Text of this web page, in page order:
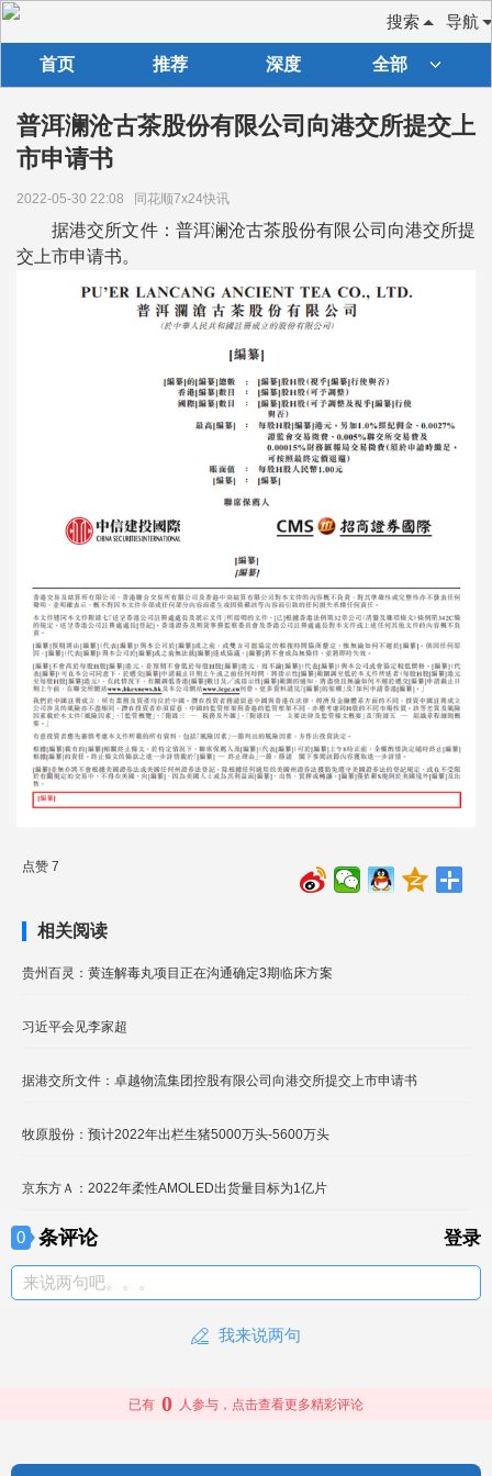
导航
搜索
首页 推荐 深度 全部
普洱澜沧古茶股份有限公司向港交所提交上
市申请书
2022-05-30 22:08 同花顺7x24快讯
据港交所文件：普洱澜沧古茶股份有限公司向港交所提
交上市申请书。
点赞 7
相关阅读
贵州百灵：黄连解毒丸项目正在沟通确定3期临床方案
习近平会见李家超
据港交所文件：卓越物流集团控股有限公司向港交所提交上市申请书
牧原股份：预计2022年出栏生猪5000万头-5600万头
京东方Ａ：2022年柔性AMOLED出货量目标为1亿片
0 条评论 登录
来说两句吧。。。
我来说两句
已有 0 人参与，点击查看更多精彩评论